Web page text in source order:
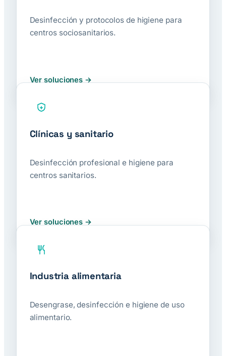
Desinfección y protocolos de higiene para
centros sociosanitarios.
Ver soluciones
Clínicas y sanitario
Desinfección profesional e higiene para
centros sanitarios.
Ver soluciones
Industria alimentaria
Desengrase, desinfección e higiene de uso
alimentario.